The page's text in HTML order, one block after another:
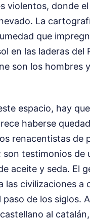
violentos, donde
La
que
en las laderas del
son los hombres
espacio, hay
haberse
renacentistas de
testimonios de
aceite y seda. El
las civilizaciones a
de los siglos.
al